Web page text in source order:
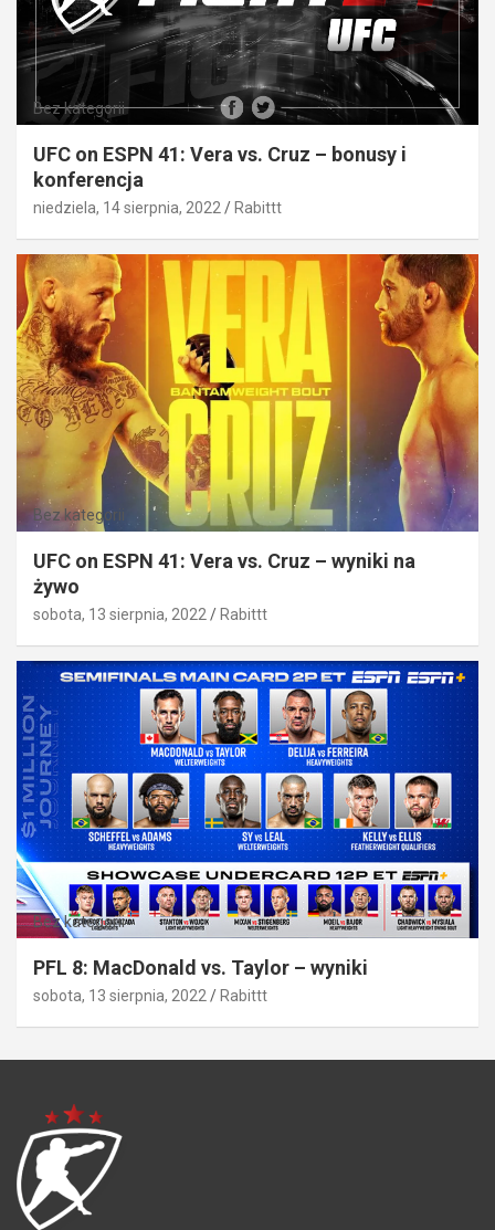
Bez kategorii
UFC on ESPN 41: Vera vs. Cruz – bonusy i
konferencja
niedziela, 14 sierpnia, 2022 Rabittt
Bez kategorii
UFC on ESPN 41: Vera vs. Cruz – wyniki na
żywo
sobota, 13 sierpnia, 2022 Rabittt
Bez kategorii
PFL 8: MacDonald vs. Taylor – wyniki
sobota, 13 sierpnia, 2022 Rabittt